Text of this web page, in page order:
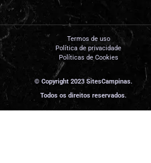
Termos de uso
Política de privacidade
Políticas de Cookies
© Copyright 2023 SitesCampinas.
Todos os direitos reservados.